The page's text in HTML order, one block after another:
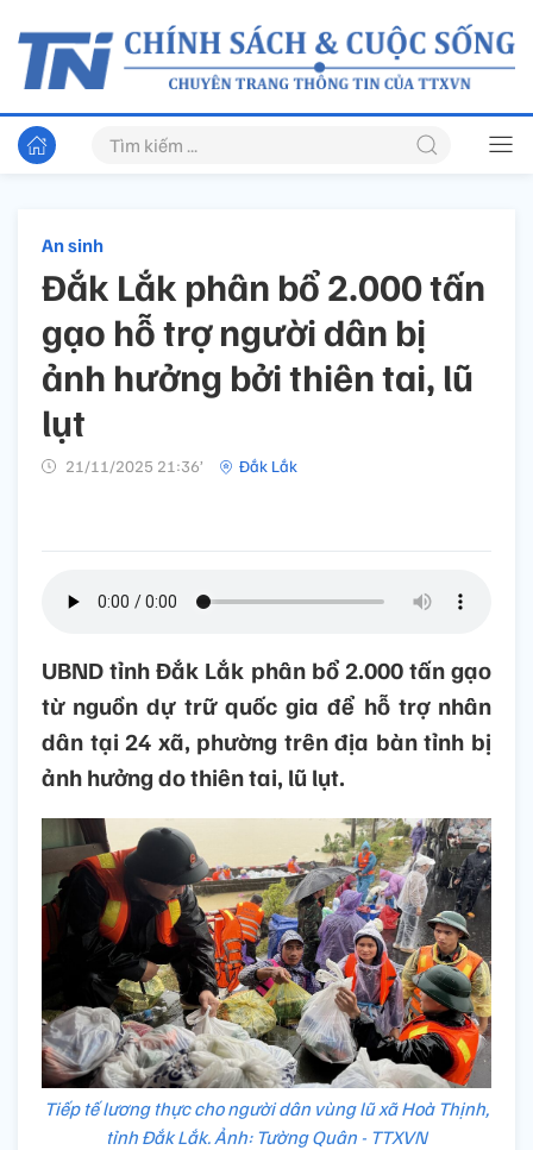
An sinh
Đắk Lắk phân bổ 2.000 tấn
gạo hỗ trợ người dân bị
ảnh hưởng bởi thiên tai, lũ
lụt
21/11/2025 21:36’ Đắk Lắk
UBND tỉnh Đắk Lắk phân bổ 2.000 tấn gạo
từ nguồn dự trữ quốc gia để hỗ trợ nhân
dân tại 24 xã, phường trên địa bàn tỉnh bị
ảnh hưởng do thiên tai, lũ lụt.
Tiếp tế lương thực cho người dân vùng lũ xã Hoà Thịnh,
tỉnh Đắk Lắk. Ảnh: Tường Quân - TTXVN